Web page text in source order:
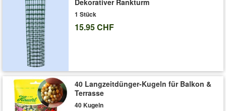
Dekorativer Rankturm
1 Stück
15.95 CHF
40 Langzeitdünger-Kugeln für Balkon &
Terrasse
40 Kugeln